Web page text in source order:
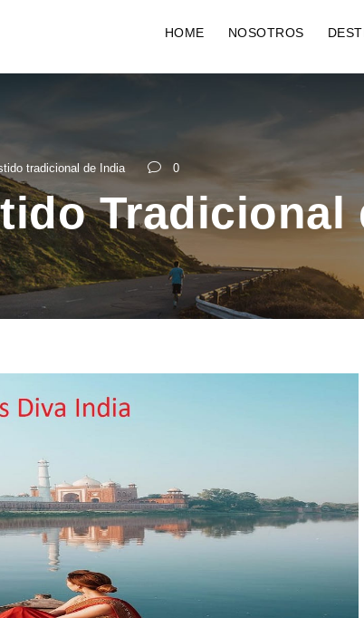
HOME NOSOTROS
tradicional de India 0
Tradicional